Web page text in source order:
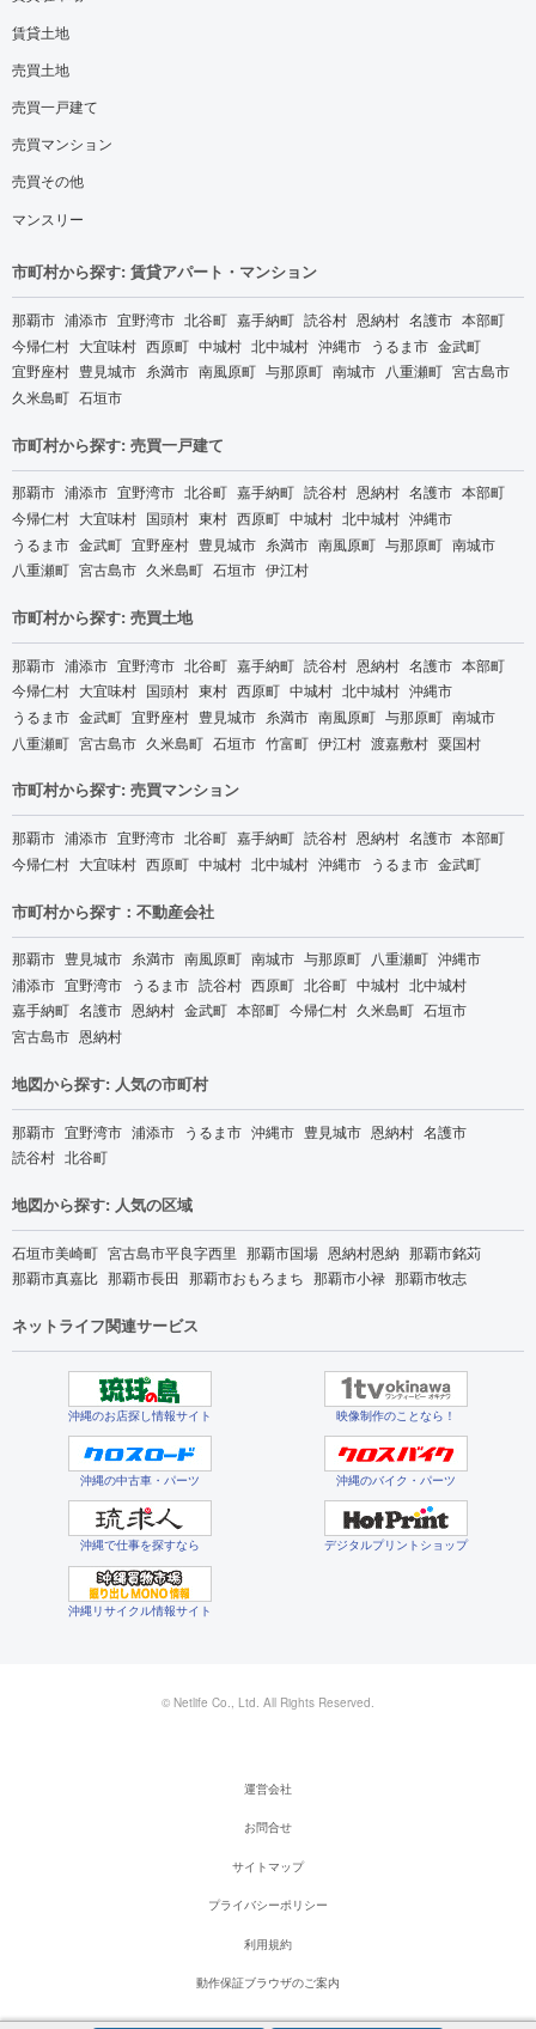
賃貸土地
売買土地
売買一戸建て
売買マンション
売買その他
マンスリー
市町村から探す: 賃貸アパート・マンション
那覇市 浦添市 宜野湾市 北谷町 嘉手納町 読谷村 恩納村 名護市 本部町
今帰仁村 大宜味村 西原町 中城村 北中城村 沖縄市 うるま市 金武町
宜野座村 豊見城市 糸満市 南風原町 与那原町 南城市 八重瀬町 宮古島市
久米島町 石垣市
市町村から探す: 売買一戸建て
那覇市 浦添市 宜野湾市 北谷町 嘉手納町 読谷村 恩納村 名護市 本部町
今帰仁村 大宜味村 国頭村 東村 西原町 中城村 北中城村 沖縄市
うるま市 金武町 宜野座村 豊見城市 糸満市 南風原町 与那原町 南城市
八重瀬町 宮古島市 久米島町 石垣市 伊江村
市町村から探す: 売買土地
那覇市 浦添市 宜野湾市 北谷町 嘉手納町 読谷村 恩納村 名護市 本部町
今帰仁村 大宜味村 国頭村 東村 西原町 中城村 北中城村 沖縄市
うるま市 金武町 宜野座村 豊見城市 糸満市 南風原町 与那原町 南城市
八重瀬町 宮古島市 久米島町 石垣市 竹富町 伊江村 渡嘉敷村 粟国村
市町村から探す: 売買マンション
那覇市 浦添市 宜野湾市 北谷町 嘉手納町 読谷村 恩納村 名護市 本部町
今帰仁村 大宜味村 西原町 中城村 北中城村 沖縄市 うるま市 金武町
市町村から探す：不動産会社
那覇市 豊見城市 糸満市 南風原町 南城市 与那原町 八重瀬町 沖縄市
浦添市 宜野湾市 うるま市 読谷村 西原町 北谷町 中城村 北中城村
嘉手納町 名護市 恩納村 金武町 本部町 今帰仁村 久米島町 石垣市
宮古島市 恩納村
地図から探す: 人気の市町村
那覇市 宜野湾市 浦添市 うるま市 沖縄市 豊見城市 恩納村 名護市
読谷村 北谷町
地図から探す: 人気の区域
石垣市美崎町 宮古島市平良字西里 那覇市国場 恩納村恩納 那覇市銘苅
那覇市真嘉比 那覇市長田 那覇市おもろまち 那覇市小禄 那覇市牧志
ネットライフ関連サービス
沖縄のお店探し情報サイト 映像制作のことなら！
沖縄の中古車・パーツ 沖縄のバイク・パーツ
沖縄で仕事を探すなら デジタルプリントショップ
沖縄リサイクル情報サイト
© Netlife Co., Ltd. All Rights Reserved.
運営会社
お問合せ
サイトマップ
プライバシーポリシー
利用規約
動作保証ブラウザのご案内